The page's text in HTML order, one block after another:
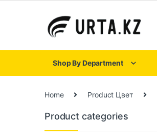
Shop By Department
Home Product Цвет
Product categories